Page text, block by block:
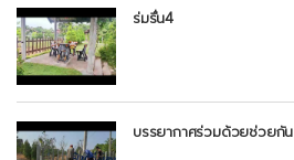
ร่มรื่น4
บรรยากาศร่วมด้วยช่วยกัน